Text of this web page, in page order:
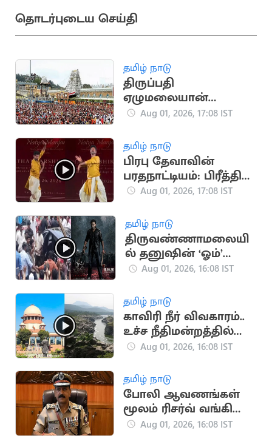
தொடர்புடைய செய்தி
தமிழ் நாடு
திருப்பதி
ஏழுமலையான்
கோயிலில் செப்.15-ல்
பிரம்மோற்சவ விழா
தொடக்கம்
Aug 01, 2026, 17:08 IST
தமிழ் நாடு
பிரபு தேவாவின்
பரதநாட்டியம்: பிரீத்தி
சஞ்சீவின் விமர்சனம்
Aug 01, 2026, 17:08 IST
தமிழ் நாடு
திருவண்ணாமலையி
ல் தனுஷின் ‘ஓம்’
படப்பிடிப்பு: திரண்ட
Aug 01, 2026, 16:08 IST
தமிழ் நாடு
காவிரி நீர் விவகாரம்..
உச்ச நீதிமன்றத்தில்
திமுக அவசர மனு
Aug 01, 2026, 16:08 IST
தமிழ் நாடு
போலி ஆவணங்கள்
மூலம் ரிசர்வ் வங்கி
மோசடி: முக்கிய
Aug 01, 2026, 16:08 IST